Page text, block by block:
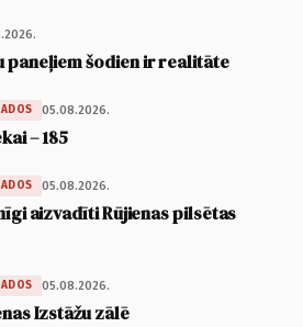
paneļiem šodien ir realitāte
05.08.2026.
– 185
05.08.2026.
aizvadīti Rūjienas pilsētas
05.08.2026.
Izstāžu zālē